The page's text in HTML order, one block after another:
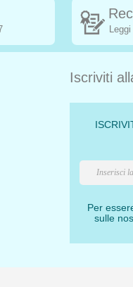
Iscriviti
Per
sulle